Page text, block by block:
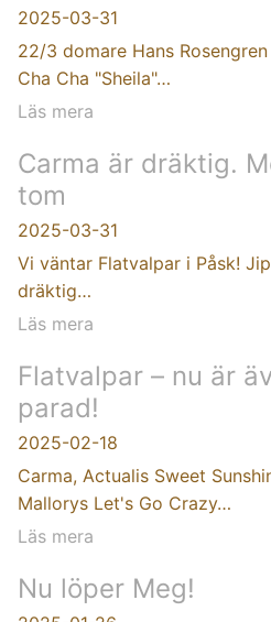
2025-03-31
22/3 domare Hans
Cha Cha "Sheila"…
Läs mera
Carma är dräktig.
tom
2025-03-31
Vi väntar Flatvalpar i Påsk!
dräktig…
Läs mera
Flatvalpar – nu är
parad!
2025-02-18
Carma, Actualis Sweet
Mallorys Let's Go Crazy…
Läs mera
Nu löper Meg!